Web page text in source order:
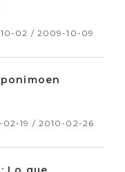
02 / 2009-10-09
02-19 / 2010-02-26